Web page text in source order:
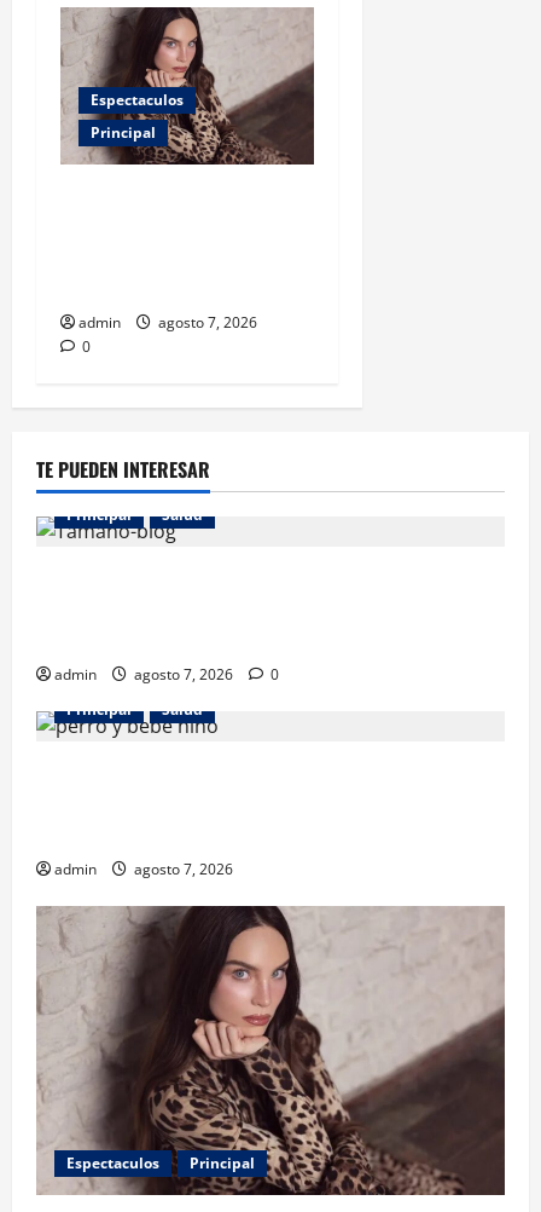
Espectaculos
Principal
admin
agosto 7, 2026
0
TE PUEDEN INTERESAR
Principal Salud
admin agosto 7, 2026
0
Principal
Salud
admin agosto 7, 2026
Espectaculos Principal